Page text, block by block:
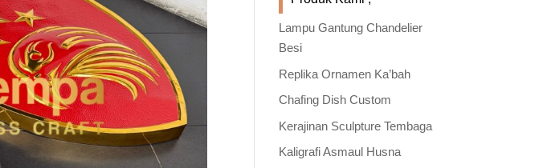
Lampu Gantung Chandelier
Besi
Replika Ornamen Ka’bah
Chafing Dish Custom
Kerajinan Sculpture Tembaga
Kaligrafi Asmaul Husna